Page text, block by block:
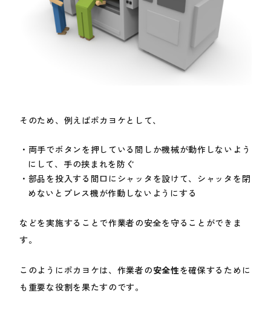
そのため、例えばポカヨケとして、
両手でボタンを押している間しか機械が動作しないよう
にして、手の挟まれを防ぐ
部品を投入する間口にシャッタを設けて、シャッタを閉
めないとプレス機が作動しないようにする
などを実施することで作業者の安全を守ることができま
す。
このようにポカヨケは、作業者の安全性を確保するために
も重要な役割を果たすのです。